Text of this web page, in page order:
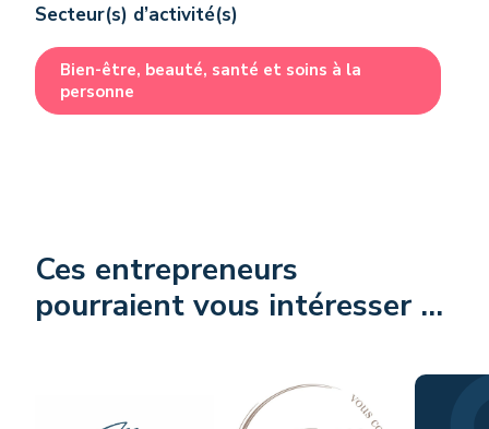
Secteur(s) d’activité(s)
Bien-être, beauté, santé et soins à la
personne
Ces entrepreneurs
pourraient vous intéresser ...